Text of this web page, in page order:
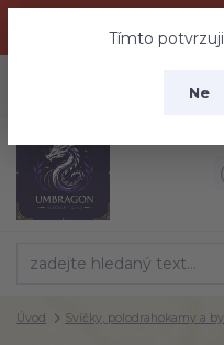
nebuďte vyděšeni zde
Tímto
Ne
Úvod Svíčky, polodrahokamy a